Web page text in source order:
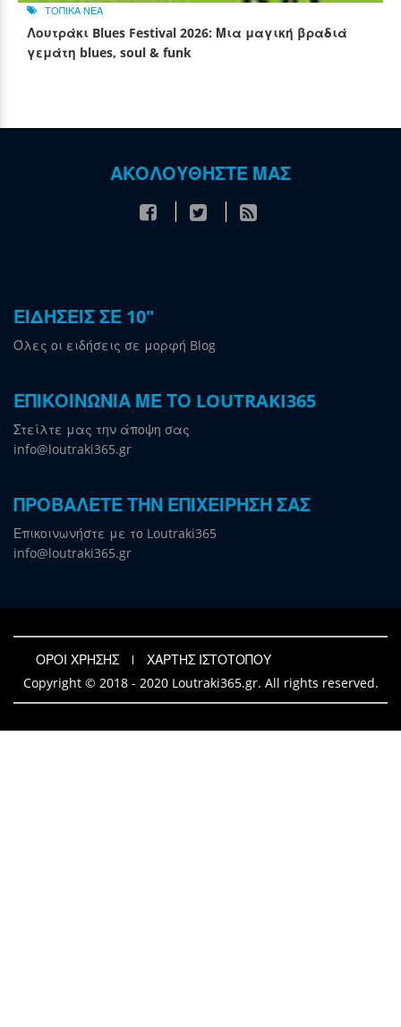
ΤΟΠΙΚΑ ΝΕΑ
Λουτράκι Blues Festival 2026: Μια μαγική βραδιά
γεμάτη blues, soul & funk
ΑΚΟΛΟΥΘΗΣΤΕ ΜΑΣ
ΕΙΔΗΣΕΙΣ ΣΕ 10"
Όλες οι ειδήσεις σε μορφή Blog
ΕΠΙΚΟΙΝΩΝΙΑ ΜΕ ΤΟ LOUTRAKI365
Στείλτε μας την άποψη σας
info@loutraki365.gr
ΠΡΟΒΑΛΕΤΕ ΤΗΝ ΕΠΙΧΕΙΡΗΣΗ ΣΑΣ
Επικοινωνήστε με το Loutraki365
info@loutraki365.gr
ΟΡΟΙ ΧΡΗΣΗΣ
ΧΑΡΤΗΣ ΙΣΤΟΤΟΠΟΥ
Copyright © 2018 - 2020 Loutraki365.gr. All rights reserved.